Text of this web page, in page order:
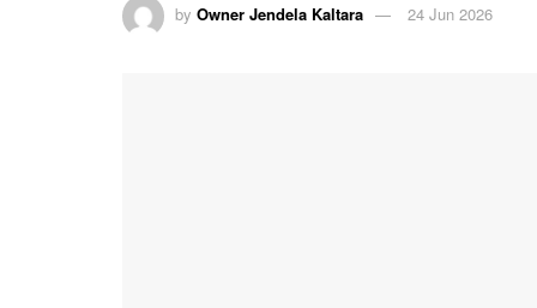
by Owner Jendela Kaltara 24 Jun 2026